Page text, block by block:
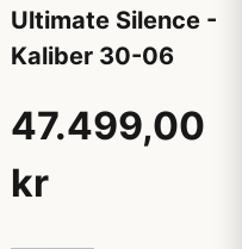
Ultimate Silence -
Kaliber 30-06
47.499,00
kr